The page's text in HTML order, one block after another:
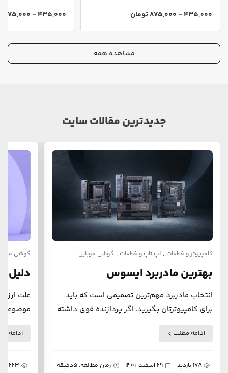
435,000 - 875,000 تومان
435,000 - 875,000 تومان
مشاهده همه
جدیدترین مقالات سایت
کامپیوتر و قطعات , لپ تاپ و قطعات , گوشی موبایل
بهترین مادربرد ایسوس
انتخاب مادربرد مهم‌ترین تصمیمی است که باید
برای کامپیوترتان بگیرید. اگر پردازنده قوی داشته
نمیتوانیم از اجزای دیگر سیستم خودمان استفاده
ادامه مطلب
178 بازدید 29 اسفند، 1401 زمان مطالعه: 5دقیقه
گوشی
دلیل
علت
می‌گیره
ادامه
223 بازدید